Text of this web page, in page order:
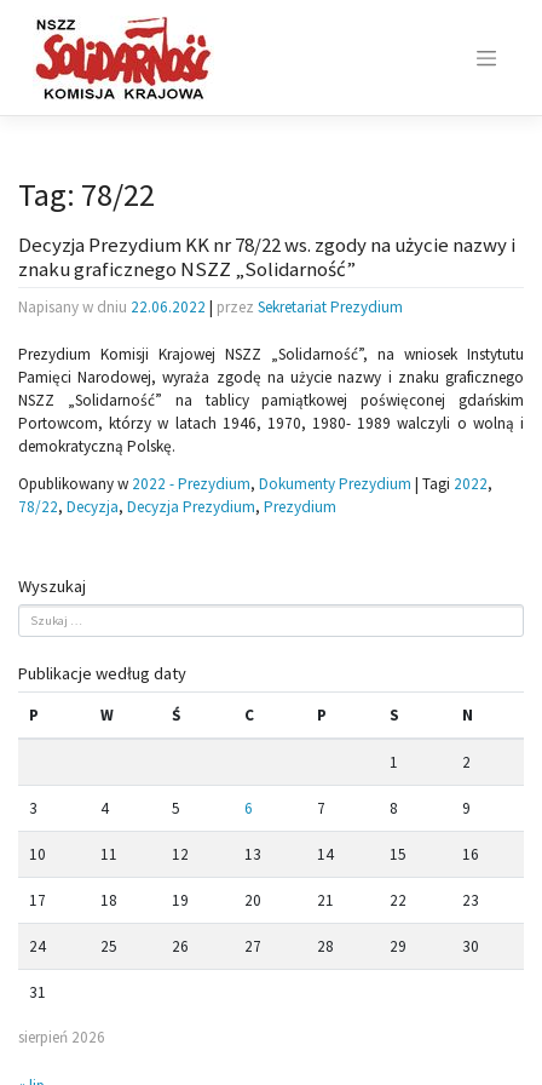
content
Tag: 78/22
Decyzja Prezydium KK nr 78/22 ws. zgody na użycie nazwy i
znaku graficznego NSZZ „Solidarność”
Napisany w dniu 22.06.2022 | przez Sekretariat Prezydium
Prezydium Komisji Krajowej NSZZ „Solidarność”, na wniosek Instytutu
Pamięci Narodowej, wyraża zgodę na użycie nazwy i znaku graficznego
NSZZ „Solidarność” na tablicy pamiątkowej poświęconej gdańskim
Portowcom, którzy w latach 1946, 1970, 1980- 1989 walczyli o wolną i
demokratyczną Polskę.
Opublikowany w 2022 - Prezydium, Dokumenty Prezydium | Tagi 2022,
78/22, Decyzja, Decyzja Prezydium, Prezydium
Wyszukaj
Publikacje według daty
sierpień 2026
P W Ś C P S N
1 2
3 4 5 6 7 8 9
10 11 12 13 14 15 16
17 18 19 20 21 22 23
24 25 26 27 28 29 30
31